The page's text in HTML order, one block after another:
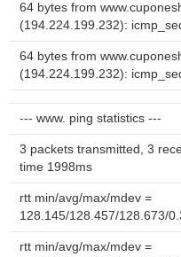
64 bytes from
(194.224.199.232):
64 bytes from
(194.224.199.232):
--- www. ping statistics ---
3 packets transmitted, 3
time 1998ms
rtt min/avg/max/mdev =
128.145/128.457/128.673/
rtt min/avg/max/mdev =